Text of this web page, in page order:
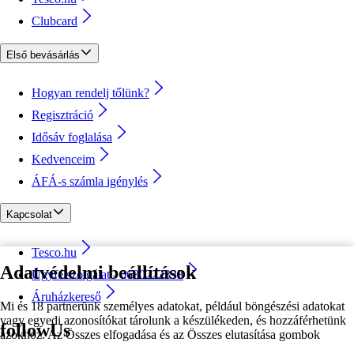
Adatvédelmi beállítások
Mi és 18 partnerünk személyes adatokat, például böngészési adatokat
vagy egyedi azonosítókat tárolunk a készülékeden, és hozzáférhetünk
azokhoz. Az Összes elfogadása és az Összes elutasítása gombok
Clubcard
Első bevásárlás
Hogyan rendelj tőlünk?
Regisztráció
Idősáv foglalása
Kedvenceim
ÁFÁ-s számla igénylés
Kapcsolat
Tesco.hu
Ügyfélszolgálat - 0680222333
Áruházkereső
followUs